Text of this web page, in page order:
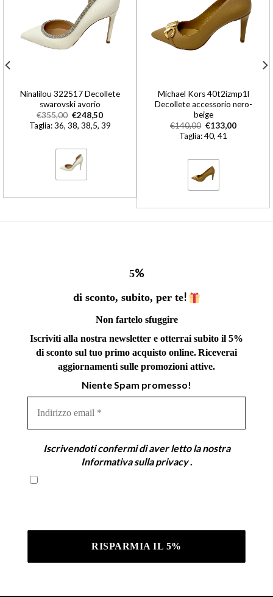
Ninalilou 322517 Decollete
swarovski avorio
€355,00 €248,50
Taglia: 36, 38, 38,5, 39
Michael Kors 40t2izmp1l
Decollete accessorio nero-
beige
€140,00 €133,00
Taglia: 40, 41
5%
di sconto, subito, per te!
Non fartelo sfuggire
Iscriviti alla nostra newsletter e otterrai subito il 5%
di sconto sul tuo primo acquisto online.Riceverai
aggiornamenti sulle promozioni attive.
Niente Spam promesso!
email
Iscrivendoti confermi di aver letto la nostra
Informativa sulla privacy.